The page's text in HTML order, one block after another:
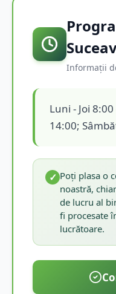
Informații
Luni - Joi
14:00;
✓ Poți plasa o
noastră,
de lucru al
fi procesate
lucrătoare.